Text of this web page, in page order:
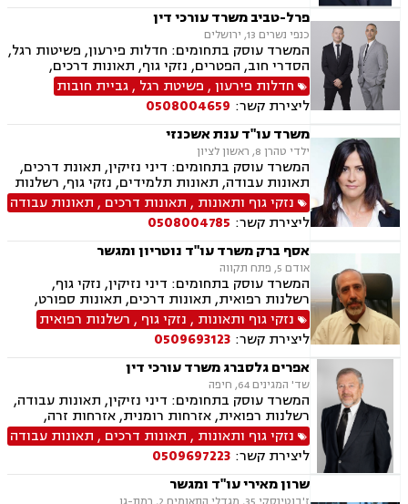
פרל-טביב משרד עורכי דין
כנפי נשרים 13, ירושלים
המשרד עוסק בתחומים: חדלות פירעון, פשיטות רגל,
הסדרי חוב, הפטרים, נזקי גוף, תאונות דרכים,
רשלנות רפואית
חדלות פירעון, פשיטת רגל ,גביית חובות
ליצירת קשר: 0508004659
משרד עו"ד ענת אשכנזי
ילדי טהרן 8, ראשון לציון
המשרד עוסק בתחומים: דיני נזיקין, תאונת דרכים,
תאונות עבודה, תאונות תלמידים, נזקי גוף, רשלנות
רפואית, רשלנות רפואית הריון ולידה,רשלנות
רפואית רפואת שיניים
נזקי גוף ותאונות , תאונות דרכים , תאונות עבודה
ליצירת קשר: 0508004785
אסף ברק משרד עו"ד נוטריון ומגשר
אודם 5, פתח תקווה
המשרד עוסק בתחומים: דיני נזיקין, נזקי גוף,
רשלנות רפואית, תאונות דרכים, תאונות ספורט,
תאונות עבודה, אבדן כושר עבודה , ביטוח לאומי,
ביטוח חיים , ביטוח סיעודי , דיני ביטוח, נוטריון, נכי
צה"ל, תאונות תלמידים ותאונות עקב רשלנות.
נזקי גוף ותאונות , נזקי גוף , רשלנות רפואית
ליצירת קשר: 0509693123
אפרים גלסברג משרד עורכי דין
שד' המגינים 64, חיפה
המשרד עוסק בתחומים: דיני נזיקין, תאונות עבודה,
רשלנות רפואית, אזרחות רומנית, אזרחות זרה,
ביטוח לאומי, משפט אזרחי, תאונות דרכים.
נזקי גוף ותאונות , תאונות דרכים , תאונות עבודה
ליצירת קשר: 0509697223
שרון מאירי עו"ד ומגשר